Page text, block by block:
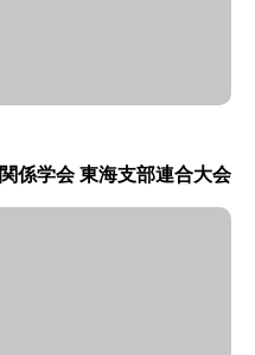
係学会 東海支部連合大会